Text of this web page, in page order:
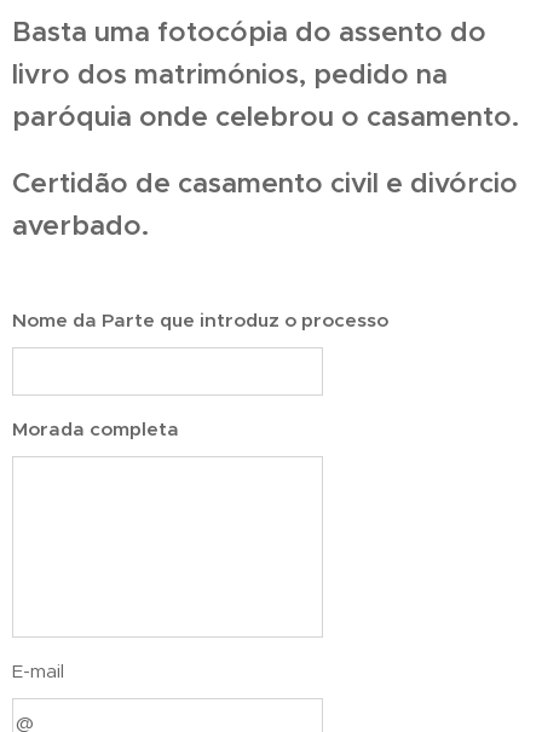
Basta uma fotocópia do assento do
livro dos matrimónios, pedido na
paróquia onde celebrou o casamento.
Certidão de casamento civil e divórcio
averbado.
Nome da Parte que introduz o processo
Morada completa
E-mail